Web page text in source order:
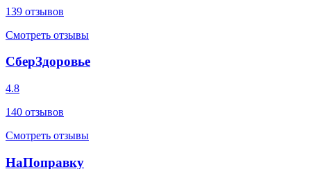
139 отзывов
Смотреть отзывы
СберЗдоровье
4.8
140 отзывов
Смотреть отзывы
НаПоправку